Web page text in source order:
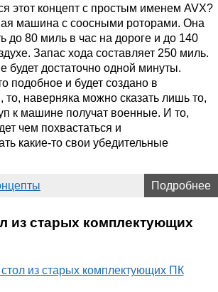
этот концепт с простым именем AVX?
машина с соосными роторами. Она
до 80 миль в час на дороге и до 140
Запас хода составляет 250 миль.
будет достаточно одной минуты.
подобное и будет создано в
наверняка можно сказать лишь то,
к машине получат военные. И то,
чем похвастаться и
какие-то свои убедительные
Подробнее
из старых комплектующих